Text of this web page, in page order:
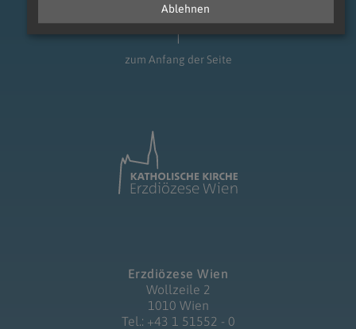
zum Anfang der Seite
Erzdiözese Wien
Wollzeile 2
1010 Wien
Tel.: +43 1 51552 - 0
Ablehnen